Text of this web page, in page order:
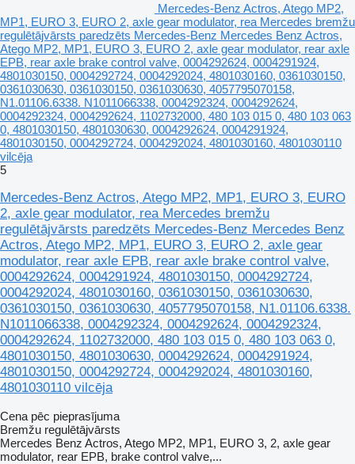
Mercedes-Benz Actros, Atego MP2,
MP1, EURO 3, EURO 2, axle gear modulator, rea Mercedes bremžu
regulētājvārsts paredzēts Mercedes-Benz Mercedes Benz Actros,
Atego MP2, MP1, EURO 3, EURO 2, axle gear modulator, rear axle
EPB, rear axle brake control valve, 0004292624, 0004291924,
4801030150, 0004292724, 0004292024, 4801030160, 0361030150,
0361030630, 0361030150, 0361030630, 4057795070158,
N1.01106.6338. N1011066338, 0004292324, 0004292624,
0004292324, 0004292624, 1102732000, 480 103 015 0, 480 103 063
0, 4801030150, 4801030630, 0004292624, 0004291924,
4801030150, 0004292724, 0004292024, 4801030160, 4801030110
vilcēja
5
Mercedes-Benz Actros, Atego MP2, MP1, EURO 3, EURO
2, axle gear modulator, rea Mercedes bremžu
regulētājvārsts paredzēts Mercedes-Benz Mercedes Benz
Actros, Atego MP2, MP1, EURO 3, EURO 2, axle gear
modulator, rear axle EPB, rear axle brake control valve,
0004292624, 0004291924, 4801030150, 0004292724,
0004292024, 4801030160, 0361030150, 0361030630,
0361030150, 0361030630, 4057795070158, N1.01106.6338.
N1011066338, 0004292324, 0004292624, 0004292324,
0004292624, 1102732000, 480 103 015 0, 480 103 063 0,
4801030150, 4801030630, 0004292624, 0004291924,
4801030150, 0004292724, 0004292024, 4801030160,
4801030110 vilcēja
Cena pēc pieprasījuma
Bremžu regulētājvārsts
Mercedes Benz Actros, Atego MP2, MP1, EURO 3, 2, axle gear
modulator, rear EPB, brake control valve,...